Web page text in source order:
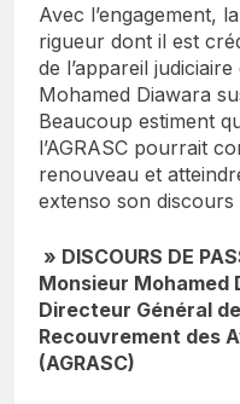
Avec l’engagement,
rigueur dont il est
de l’appareil
Mohamed Diawara
Beaucoup estiment
l’AGRASC pourrait
renouveau et
extenso son discours
» DISCOURS DE
Monsieur Mohamed
Directeur Général
Recouvrement des
(AGRASC)